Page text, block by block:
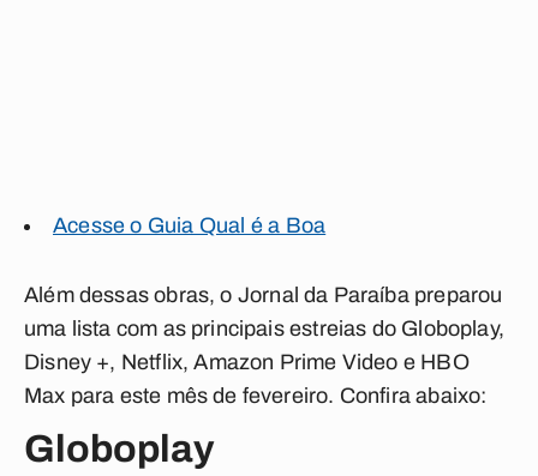
Acesse o Guia Qual é a Boa
Além dessas obras, o Jornal da Paraíbapreparou
uma lista com as principais estreias do Globoplay,
Disney +, Netflix, Amazon Prime Video e HBO
Max para este mês de fevereiro. Confira abaixo:
Globoplay